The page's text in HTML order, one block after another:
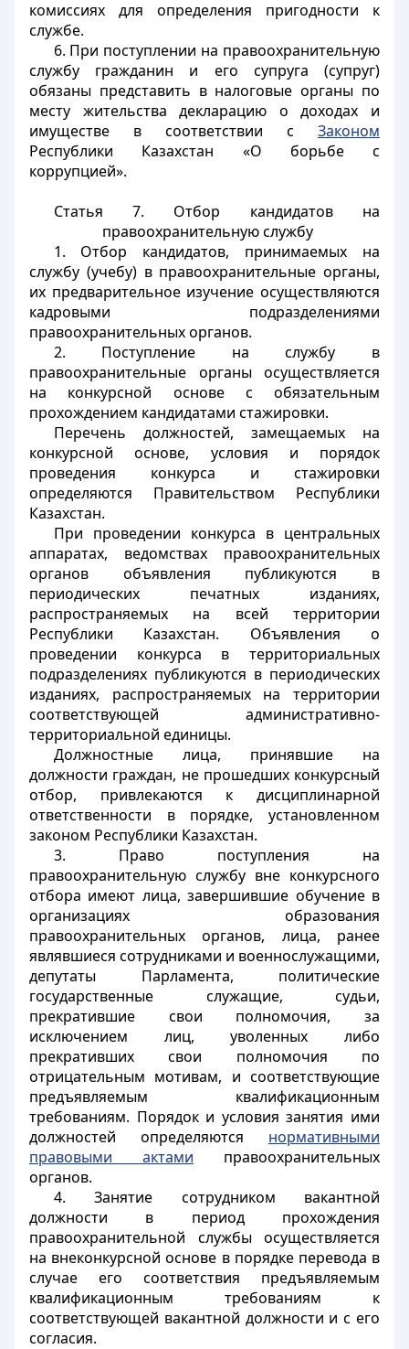
комиссиях для определения пригодности к
службе.
6. При поступлении на правоохранительную
службу гражданин и его супруга (супруг)
обязаны представить в налоговые органы по
месту жительства декларацию о доходах и
имуществе в соответствии с Законом
Республики Казахстан «О борьбе с
коррупцией».
Статья 7. Отбор кандидатов на
правоохранительную службу
1. Отбор кандидатов, принимаемых на
службу (учебу) в правоохранительные органы,
их предварительное изучение осуществляются
кадровыми подразделениями
правоохранительных органов.
2. Поступление на службу в
правоохранительные органы осуществляется
на конкурсной основе с обязательным
прохождением кандидатами стажировки.
Перечень должностей, замещаемых на
конкурсной основе, условия и порядок
проведения конкурса и стажировки
определяются Правительством Республики
Казахстан.
При проведении конкурса в центральных
аппаратах, ведомствах правоохранительных
органов объявления публикуются в
периодических печатных изданиях,
распространяемых на всей территории
Республики Казахстан. Объявления о
проведении конкурса в территориальных
подразделениях публикуются в периодических
изданиях, распространяемых на территории
соответствующей административно-
территориальной единицы.
Должностные лица, принявшие на
должности граждан, не прошедших конкурсный
отбор, привлекаются к дисциплинарной
ответственности в порядке, установленном
законом Республики Казахстан.
3. Право поступления на
правоохранительную службу вне конкурсного
отбора имеют лица, завершившие обучение в
организациях образования
правоохранительных органов, лица, ранее
являвшиеся сотрудниками и военнослужащими,
депутаты Парламента, политические
государственные служащие, судьи,
прекратившие свои полномочия, за
исключением лиц, уволенных либо
прекративших свои полномочия по
отрицательным мотивам, и соответствующие
предъявляемым квалификационным
требованиям. Порядок и условия занятия ими
должностей определяются нормативными
правовыми актами правоохранительных
органов.
4. Занятие сотрудником вакантной
должности в период прохождения
правоохранительной службы осуществляется
на внеконкурсной основе в порядке перевода в
случае его соответствия предъявляемым
квалификационным требованиям к
соответствующей вакантной должности и с его
согласия.